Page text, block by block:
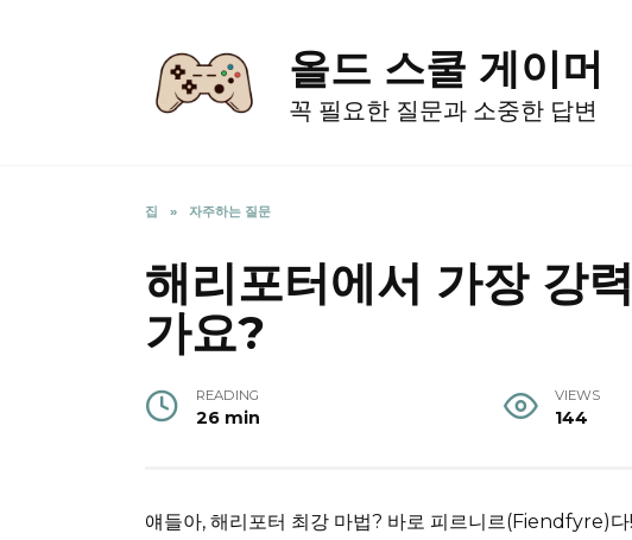
올드 스쿨 게이머
꼭 필요한 질문과 소중한 답변
집 » 자주하는 질문
해리포터에서 가장 강
가요?
READING
26 min
VIEWS
144
얘들아, 해리포터 최강 마법? 바로 피르니르(Fiendfyre)